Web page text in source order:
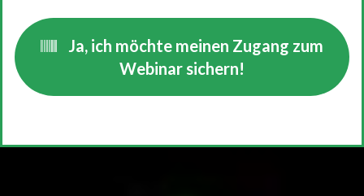
Ja, ich möchte meinen Zugang zum
Webinar sichern!